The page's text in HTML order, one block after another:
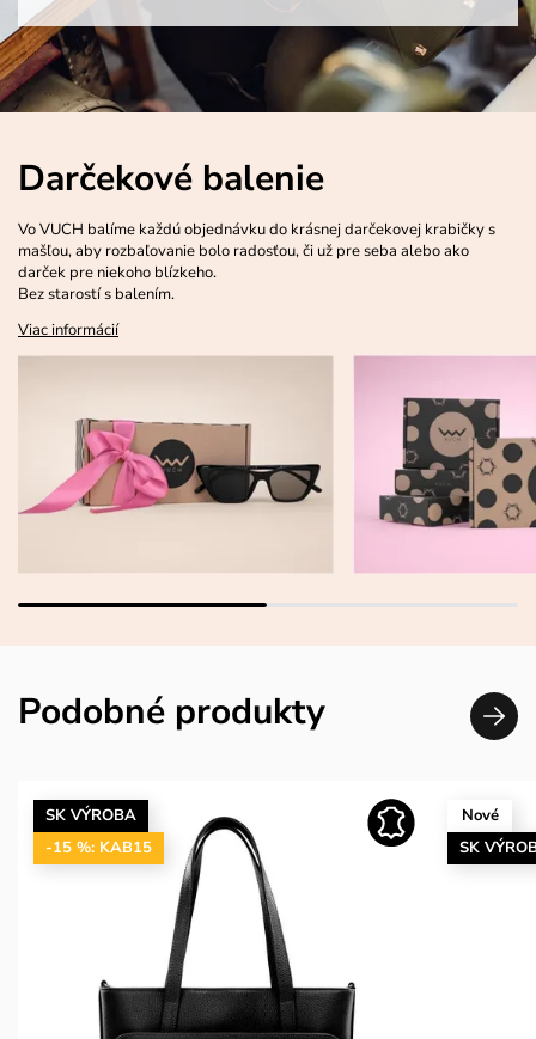
Darčekové balenie
Vo VUCH balíme každú objednávku do krásnej darčekovej krabičky s
mašľou, aby rozbaľovanie bolo radosťou, či už pre seba alebo ako
darček pre niekoho blízkeho.
Bez starostí s balením.
Viac informácií
Podobné produkty
SK VÝROBA
-15 %: KAB15
Nové
SK